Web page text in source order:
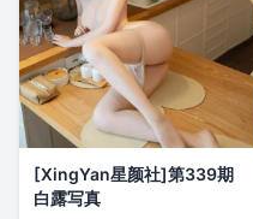
[XingYan星颜社]第339期
白露写真